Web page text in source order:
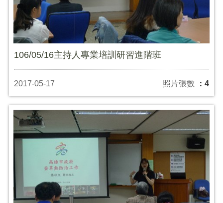
106/05/16主持人專業培訓研習進階班
2017-05-17 照片張數 ：4